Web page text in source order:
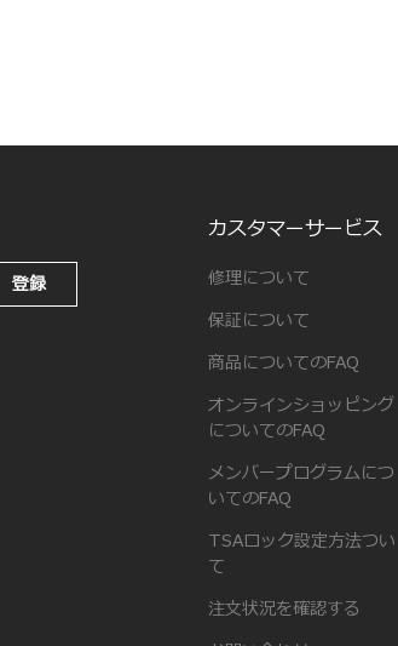
登録
カスタマーサービス
修理について
保証について
商品についてのFAQ
オンラインショッピング
についてのFAQ
メンバープログラムにつ
いてのFAQ
TSAロック設定方法つい
て
注文状況を確認する